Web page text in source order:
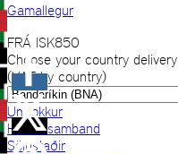
Gamallegur
FRÁ ISK850
Choose your country delivery
(VAT by country)
Um okkur
Hafðu samband
Sölustaðir